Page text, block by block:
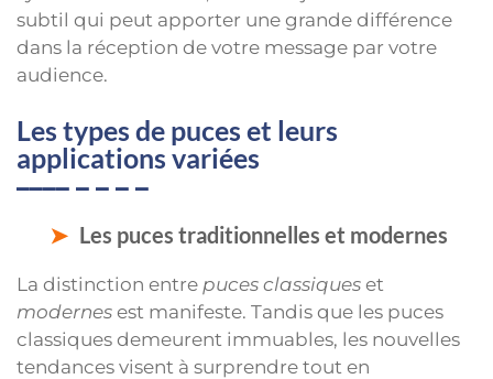
subtil qui peut apporter une grande différence
dans la réception de votre message par votre
audience.
Les types de puces et leurs
applications variées
Les puces traditionnelles et modernes
La distinction entre puces classiques et
modernes est manifeste. Tandis que les puces
classiques demeurent immuables, les nouvelles
tendances visent à surprendre tout en